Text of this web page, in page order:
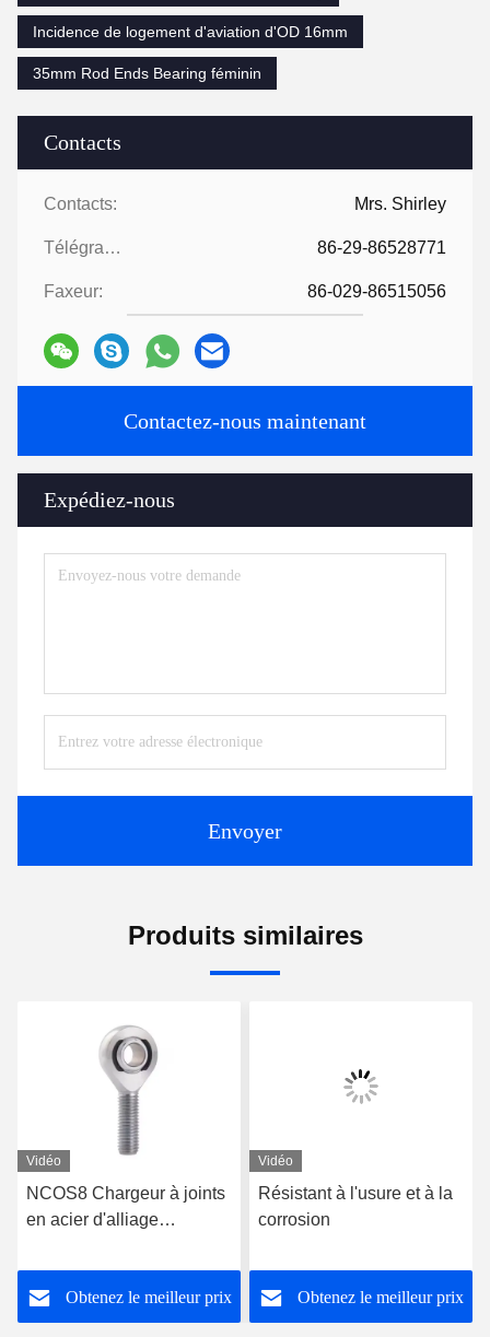
Contacts
Contacts: Mrs. Shirley
Télégramme: 86-29-86528771
Faxeur: 86-029-86515056
Contactez-nous maintenant
Expédiez-nous
Envoyer
Incidence de logement d'aviation d'OD 16mm
35mm Rod Ends Bearing féminin
Produits similaires
Vidéo
NCOS8 Chargeur à joints
en acier d'alliage
filetage mâle, roulement
d'extrémité de tige à
filetage pour véhicule tout-
Obtenez le meilleur prix
Vidéo
Résistant à l'usure et à la
corrosion
Obtenez le meilleur prix